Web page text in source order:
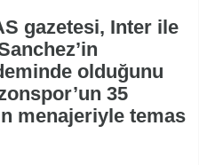
gazetesi, Inter ile
olduğunu
35
menajeriyle temas